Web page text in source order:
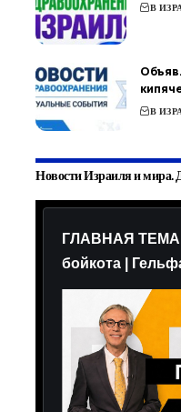
В
В
Новости Израиля и